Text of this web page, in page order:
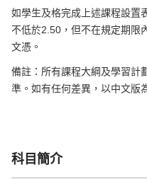
如學生及格完成上述課程設置
不低於2.50 ，但不在規定期限
文憑。
備註：所有課程大綱及學習計
準。如有任何差異，以中文版
科目簡介